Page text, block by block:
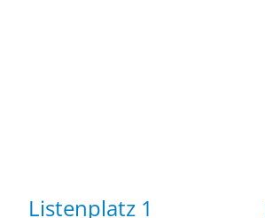
Listenplatz 1